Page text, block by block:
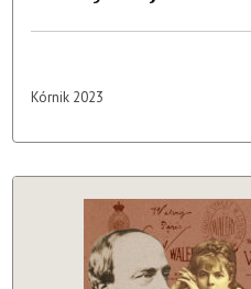
Kórnik 2023